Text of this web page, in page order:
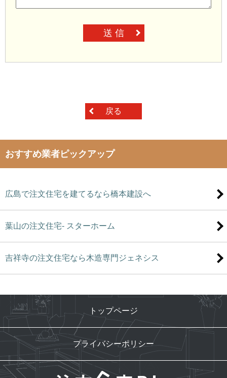
送 信
戻る
おすすめ業者ピックアップ
広島で注文住宅を建てるなら橋本建設へ
葉山の注文住宅- スターホーム
吉祥寺の注文住宅なら木造専門ジェネシス
トップページ
プライバシーポリシー